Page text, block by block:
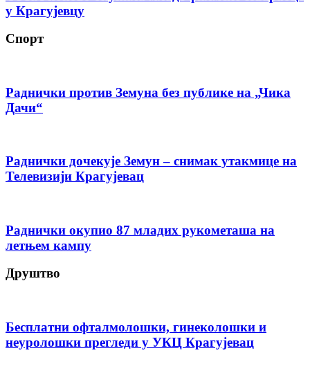
у Крагујевцу
Спорт
Раднички против Земуна без публике на „Чика
Дачи“
Раднички дочекује Земун – снимак утакмице на
Телевизији Крагујевац
Раднички окупио 87 младих рукометаша на
летњем кампу
Друштво
Бесплатни офталмолошки, гинеколошки и
неуролошки прегледи у УКЦ Крагујевац